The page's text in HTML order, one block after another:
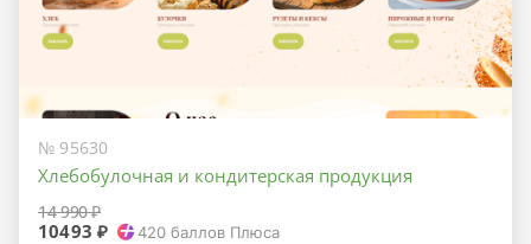
№ 95630
Хлебобулочная и кондитерская продукция
14 990 ₽
10493 ₽ 420 баллов Плюса